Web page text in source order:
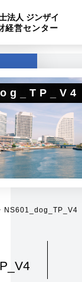
法人 ジンザイ
経営センター
NS601_dog_TP_V4